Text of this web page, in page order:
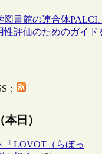
書館の連合体PALCI、
性評価のためのガイド
：
日）
「LOVOT（らぼっ